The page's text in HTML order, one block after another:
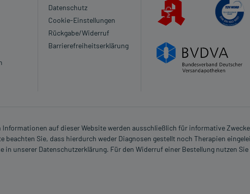
Datenschutz
Cookie-Einstellungen
Rückgabe/Widerruf
Barrierefreiheitserklärung
Informationen auf dieser Website werden ausschließlich für informative
Sie, dass hierdurch weder Diagnosen gestellt noch Therapien
unserer Datenschutzerklärung. Für den Widerruf einer Bestellung nutzen Sie